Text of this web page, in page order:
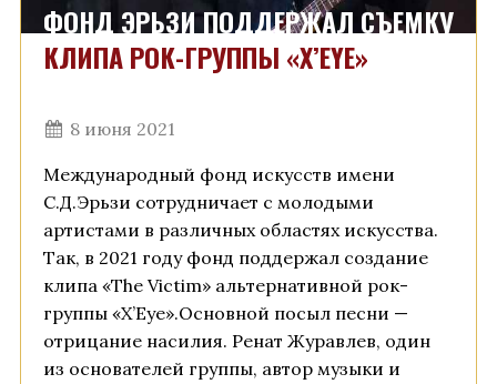
ФОНД ЭРЬЗИ ПОДДЕРЖАЛ СЪЕМКУ
КЛИПА РОК-ГРУППЫ «X’EYE»
8 июня 2021
Международный фонд искусств имени
С.Д.Эрьзи сотрудничает с молодыми
артистами в различных областях искусства.
Так, в 2021 году фонд поддержал создание
клипа «The Victim» альтернативной рок-
группы «X’Eye».Основной посыл песни —
отрицание насилия. Ренат Журавлев, один
из основателей группы, автор музыки и